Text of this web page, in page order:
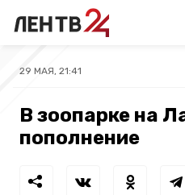
29 МАЯ, 21:41
В зоопарке на
пополнение